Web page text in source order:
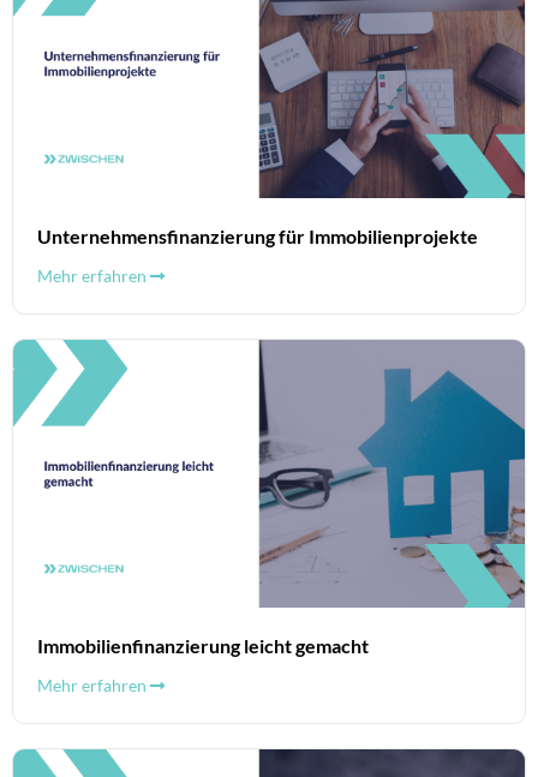
Unternehmensfinanzierung für Immobilienprojekte
Mehr erfahren
Immobilienfinanzierung leicht gemacht
Mehr erfahren